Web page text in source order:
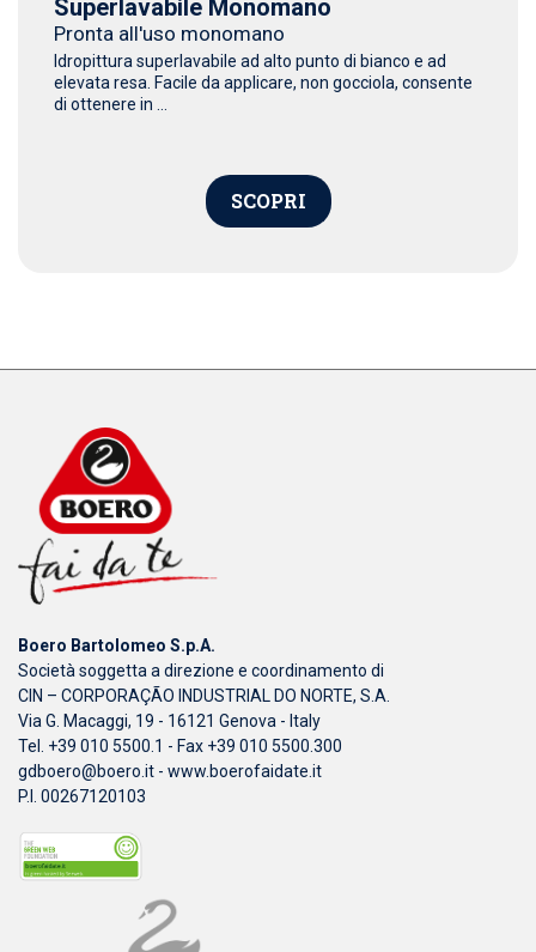
Superlavabile Monomano
Pronta all'uso monomano
Idropittura superlavabile ad alto punto di bianco e ad
elevata resa. Facile da applicare, non gocciola, consente
di ottenere in ...
SCOPRI
Boero Bartolomeo S.p.A.
Società soggetta a direzione e coordinamento di
CIN – CORPORAÇÃO INDUSTRIAL DO NORTE, S.A.
Via G. Macaggi, 19 - 16121 Genova - Italy
Tel. +39 010 5500.1 - Fax +39 010 5500.300
gdboero@boero.it - www.boerofaidate.it
P.I. 00267120103